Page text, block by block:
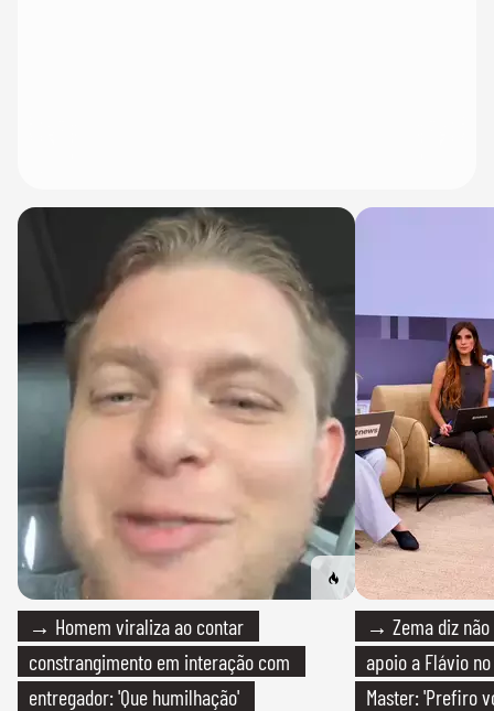
→ Homem viraliza ao contar
constrangimento em interação com
entregador: 'Que humilhação'
→ Zema diz
apoio a Flávio
Master: 'Prefiro